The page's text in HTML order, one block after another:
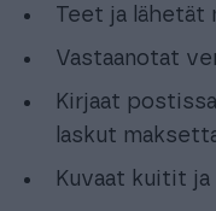
Teet ja
Vastaanotat
Kirjaat
laskut
Kuvaat kuitit